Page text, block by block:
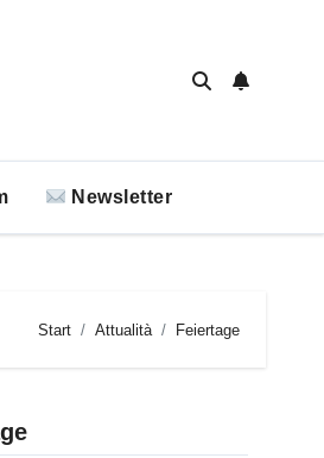
Newsletter
Start Attualità Feiertage